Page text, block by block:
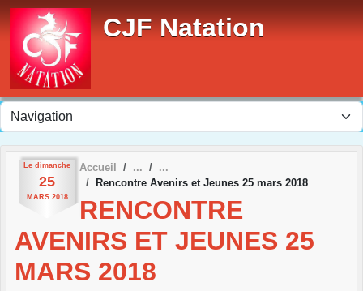
CJF Natation
Le dimanche
25
MARS 2018
Accueil
Rencontre Avenirs et Jeunes 25 mars 2018
RENCONTRE
AVENIRS ET JEUNES 25
MARS 2018
Panneau de gestion des cookies